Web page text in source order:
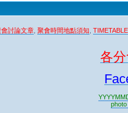
會討論文章 聚會時間地點須知 TIMETABLE
各